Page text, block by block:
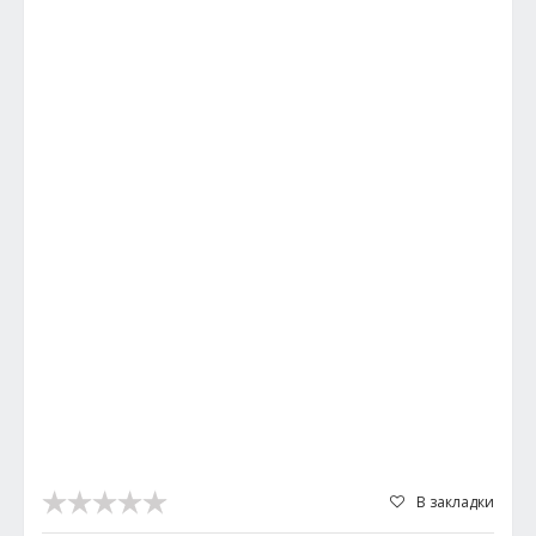
В закладки